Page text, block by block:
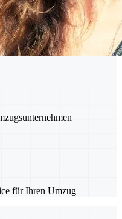
für Ihren Umzug